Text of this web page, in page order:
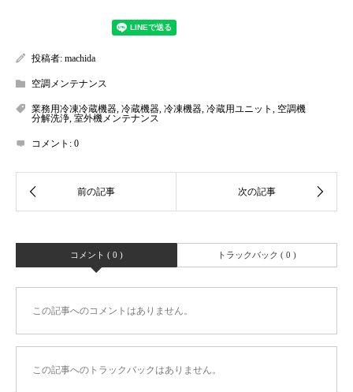
投稿者: machida
空調メンテナンス
業務用冷凍冷蔵機器, 冷蔵機器, 冷凍機器, 冷蔵用ユニット , 空調機
分解洗浄, 室外機メンテナンス
コメント: 0
コメント ( 0 ) トラックバック ( 0 )
この記事へのコメントはありません。
この記事へのトラックバックはありません。